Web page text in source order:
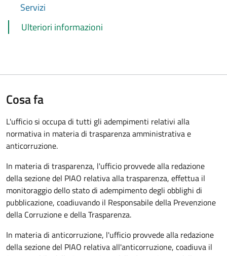
Servizi
Ulteriori informazioni
Cosa fa
L'ufficio si occupa di tutti gli adempimenti relativi alla
normativa in materia di trasparenza amministrativa e
anticorruzione.
In materia di trasparenza, l'ufficio provvede alla redazione
della sezione del PIAO relativa alla trasparenza, effettua il
monitoraggio dello stato di adempimento degli obblighi di
pubblicazione, coadiuvando il Responsabile della Prevenzione
della Corruzione e della Trasparenza.
In materia di anticorruzione, l'ufficio provvede alla redazione
della sezione del PIAO relativa all'anticorruzione, coadiuva il